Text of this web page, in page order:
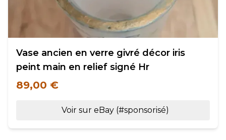
Vase ancien en verre givré décor iris
peint main en relief signé Hr
89,00 €
Voir sur eBay (#sponsorisé)